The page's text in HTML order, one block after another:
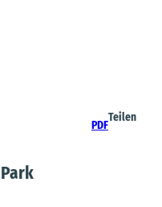
PDF
Teilen